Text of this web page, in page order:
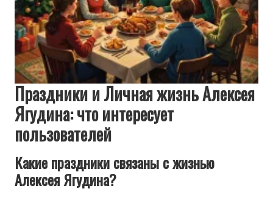
Праздники и Личная жизнь Алексея
Ягудина: что интересует
пользователей
Какие праздники связаны с жизнью
Алексея Ягудина?